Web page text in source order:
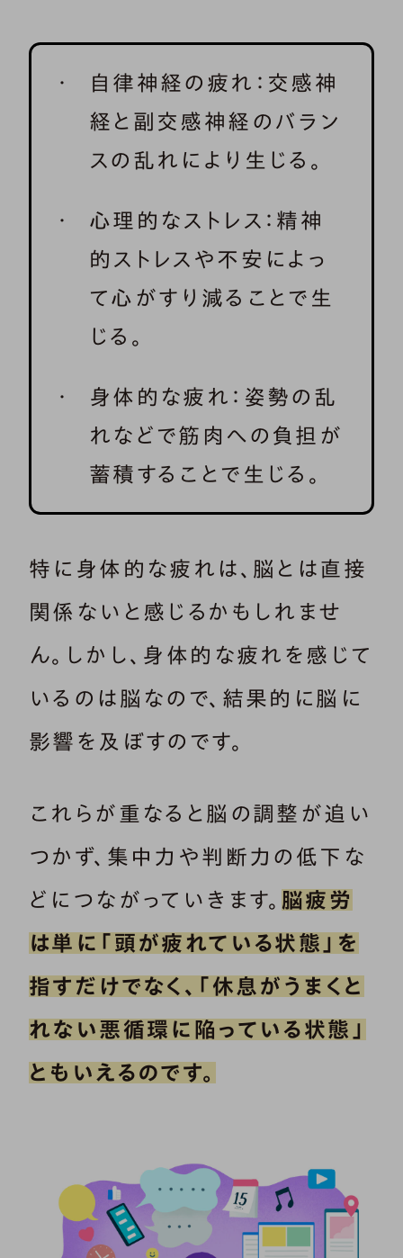
自律神経の疲れ：交感神
経と副交感神経のバラン
スの乱れにより生じる。
心理的なストレス：精神
的ストレスや不安によっ
て心がすり減ることで生
じる。
身体的な疲れ：姿勢の乱
れなどで筋肉への負担が
蓄積することで生じる。
特に身体的な疲れは、脳とは直接
関係ないと感じるかもしれませ
ん。しかし、身体的な疲れを感じて
いるのは脳なので、結果的に脳に
影響を及ぼすのです。
これらが重なると脳の調整が追い
つかず、集中力や判断力の低下な
どにつながっていきます。 脳疲労
は単に「頭が疲れている状態」を
指すだけでなく、「休息がうまくと
れない悪循環に陥っている状態」
ともいえるのです。